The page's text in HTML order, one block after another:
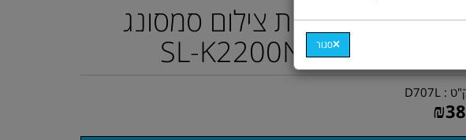
מקורי למכונת צילום סמסונג
SL-K2200ND MLT-D707L
:
D707L
₪
סגור